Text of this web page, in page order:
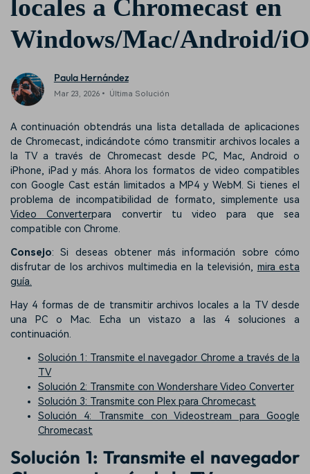
locales a Chromecast en
Windows/Mac/Android/
Paula Hernández
Mar 23, 2026• Última Solución
A continuación obtendrás una lista detallada de aplicaciones
de Chromecast, indicándote cómo transmitir archivos locales a
la TV a través de Chromecast desde PC, Mac, Android o
iPhone, iPad y más. Ahora los formatos de video compatibles
con Google Cast están limitados a MP4 y WebM. Si tienes el
problema de incompatibilidad de formato, simplemente usa
Video Converterpara convertir tu video para que sea
compatible con Chrome.
Consejo: Si deseas obtener más información sobre cómo
disfrutar de los archivos multimedia en la televisión, mira esta
guía.
Hay 4 formas de de transmitir archivos locales a la TV desde
una PC o Mac. Echa un vistazo a las 4 soluciones a
continuación.
Solución 1: Transmite el navegador Chrome a través de la
TV
Solución 2: Transmite con Wondershare Video Converter
Solución 3: Transmite con Plex para Chromecast
Solución 4: Transmite con Videostream para Google
Chromecast
Solución 1: Transmite el navegador